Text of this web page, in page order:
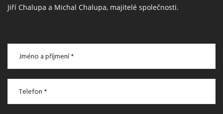
Jiří Chalupa a Michal Chalupa, majitelé společnosti.